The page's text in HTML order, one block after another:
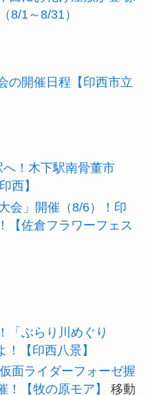
8/1～8/31）
の開催日程【印西市立
！木下駅南骨董市
西】
会」開催（8/6）！印
【佐倉フラワーフェス
「ぶらり川めぐり
【印西八景】
面ライダーフォーゼ握
【牧の原モア】
移動